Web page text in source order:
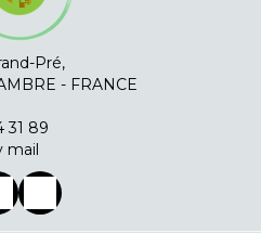
Pré,
- FRANCE
31 89
mail